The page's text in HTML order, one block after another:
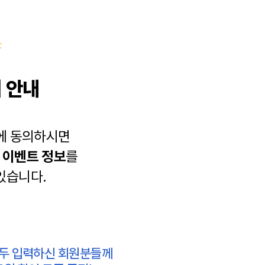
내
동의하시면
이벤트 정보를
습니다.
입력하신 회원분들께